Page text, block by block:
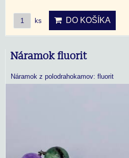
ks DO KOŠÍKA
Náramok fluorit
Náramok z polodrahokamov: fluorit